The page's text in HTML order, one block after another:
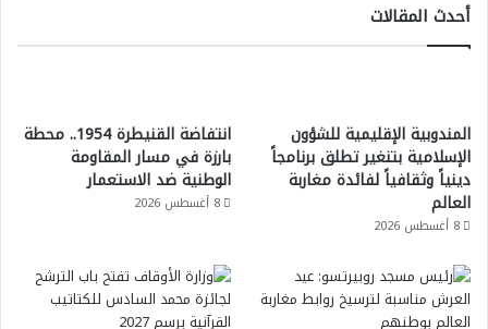
أحدث المقالات
المندوبية الإقليمية للشؤون
الإسلامية بتنغير تطلق برنامجاً
دينياً وثقافياً لفائدة مغاربة
العالم
8 أغسطس 2026
انتفاضة القنيطرة 1954.. محطة
بارزة في مسار المقاومة
الوطنية ضد الاستعمار
8 أغسطس 2026